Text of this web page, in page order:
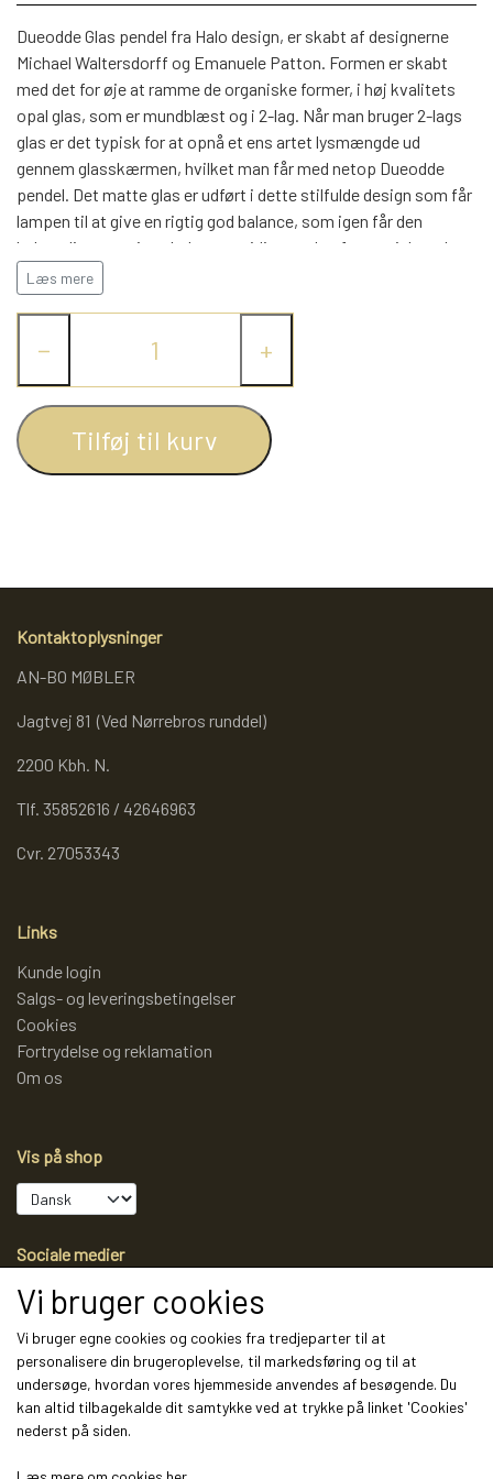
DAYBED/CHAISELONG
ENTRE
BELYSNING
REOLER
REOL EDGE
REOL MISTRAL
REOL SIGN
BOGREOLER 40 CM DYBDE
VÆGPANELER
SPEJLE
BELYSNING
VÆGPANELER
SPEJLE
BELYSNING
VÆGPANELER
SPEJLE
VÆGPANELER
SPEJLE
SPEJLE
PARKERING
AFHENTNING
MONTERING & LEVERING
Dueodde Glas pendel fra Halo design, er skabt af designerne
Michael Waltersdorff og Emanuele Patton. Formen er skabt
med det for øje at ramme de organiske former, i høj kvalitets
opal glas, som er mundblæst og i 2-lag. Når man bruger 2-lags
glas er det typisk for at opnå et ens artet lysmængde ud
gennem glasskærmen, hvilket man får med netop Dueodde
pendel. Det matte glas er udført i dette stilfulde design som får
lampen til at give en rigtig god balance, som igen får den
behagelig stemning skabt, samtidigt med et fantatsisk god
lysudbytte. Med sit antique messing fatning i E27 ser man
tydligt at der er kræset for detaljerne. Tekstilkablet lampen er
tilsikre at lampen altid hænger lige. Dueodde kan med andre ord
være med til at skabe den helt perfekte stemning. Kendetegnet
for Dueodde serien, er den perfekte lampe, i høj kvalitet, i
dansk design. Dueodde består af 3 forskellige størrelser
pendler Ø18, Ø24 samt den store i Ø30cm i diameter. I øvrigt kan
Læs mere
− +
Tilføj til kurv
Kontaktoplysninger
AN-BO MØBLER
Jagtvej 81 (Ved Nørrebros runddel)
2200 Kbh. N.
Tlf. 35852616 / 42646963
Cvr. 27053343
Links
Kunde login
Salgs- og leveringsbetingelser
Cookies
Fortrydelse og reklamation
Om os
Vis på shop
Sociale medier
Modtag vores nyhedsbrev via e-mail
Tilmeld
Vi bruger cookies
Vi bruger egne cookies og cookies fra tredjeparter til at
personalisere din brugeroplevelse, til markedsføring og til at
undersøge, hvordan vores hjemmeside anvendes af besøgende. Du
kan altid tilbagekalde dit samtykke ved at trykke på linket 'Cookies'
nederst på siden.